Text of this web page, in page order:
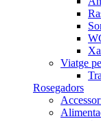
Viatge
Rosegadors